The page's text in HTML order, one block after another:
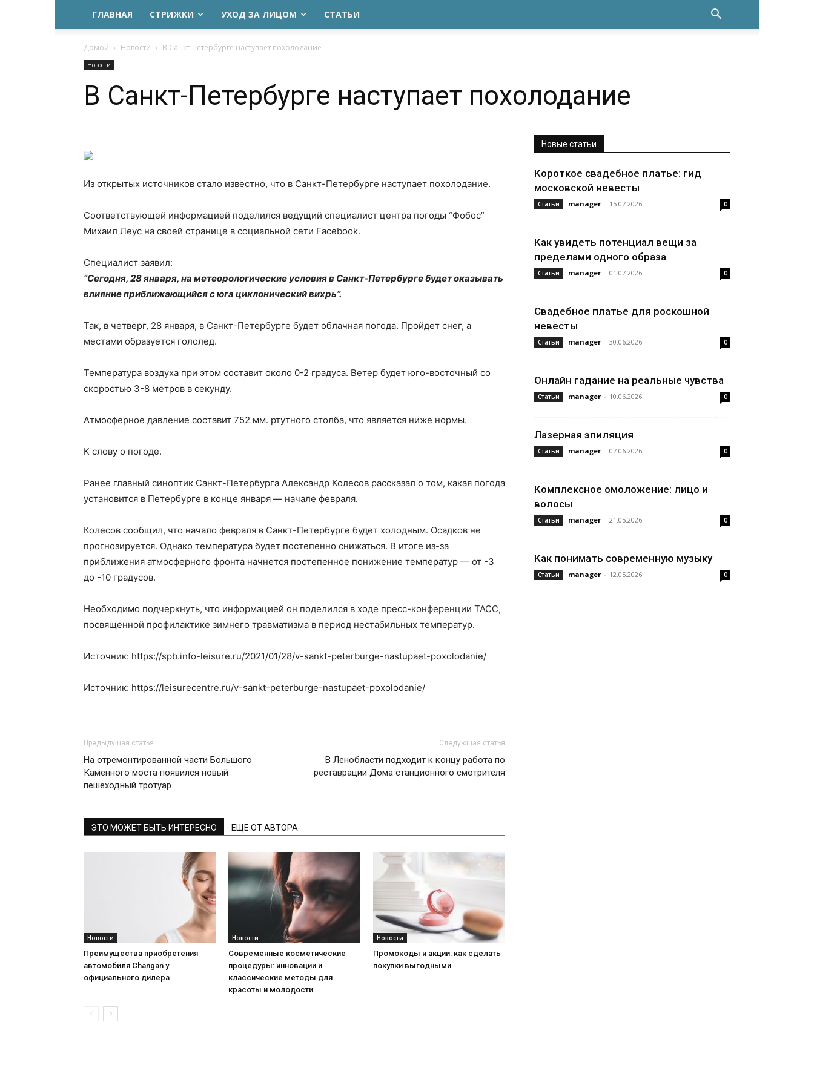
ГЛАВНАЯ СТРИЖКИ УХОД ЗА ЛИЦОМ СТАТЬИ
Домой Новости В Санкт-Петербурге наступает похолодание
Новости
В Санкт-Петербурге наступает похолодание
Из открытых источников стало известно, что в Санкт-Петербурге наступает похолодание.
Соответствующей информацией поделился ведущий специалист центра погоды “Фобос”
Михаил Леус на своей странице в социальной сети Facebook.
Специалист заявил:
“Сегодня, 28 января, на метеорологические условия в Санкт-Петербурге будет оказывать
влияние приближающийся с юга циклонический вихрь”.
Так, в четверг, 28 января, в Санкт-Петербурге будет облачная погода. Пройдет снег, а
местами образуется гололед.
Температура воздуха при этом составит около 0-2 градуса. Ветер будет юго-восточный со
скоростью 3-8 метров в секунду.
Атмосферное давление составит 752 мм. ртутного столба, что является ниже нормы.
К слову о погоде.
Ранее главный синоптик Санкт-Петербурга Александр Колесов рассказал о том, какая погода
установится в Петербурге в конце января — начале февраля.
Колесов сообщил, что начало февраля в Санкт-Петербурге будет холодным. Осадков не
прогнозируется. Однако температура будет постепенно снижаться. В итоге из-за
приближения атмосферного фронта начнется постепенное понижение температур — от -3
до -10 градусов.
Необходимо подчеркнуть, что информацией он поделился в ходе пресс-конференции ТАСС,
посвященной профилактике зимнего травматизма в период нестабильных температур.
Источник: https://spb.info-leisure.ru/2021/01/28/v-sankt-peterburge-nastupaet-poxolodanie/
Источник: https://leisurecentre.ru/v-sankt-peterburge-nastupaet-poxolodanie/
Предыдущая статья
На отремонтированной части Большого
Каменного моста появился новый
пешеходный тротуар
Следующая статья
В Ленобласти подходит к концу работа по
реставрации Дома станционного смотрителя
ЭТО МОЖЕТ БЫТЬ ИНТЕРЕСНО ЕЩЕ ОТ АВТОРА
Новости
Преимущества приобретения
автомобиля Changan у
официального дилера
Новости
Современные косметические
процедуры: инновации и
классические методы для
красоты и молодости
Новости
Промокоды и акции: как сделать
покупки выгодными
Новые статьи
Короткое свадебное платье: гид
московской невесты
Статьи manager - 15.07.2026 0
Как увидеть потенциал вещи за
пределами одного образа
Статьи manager - 01.07.2026 0
Свадебное платье для роскошной
невесты
Статьи manager - 30.06.2026 0
Онлайн гадание на реальные чувства
Статьи manager - 10.06.2026 0
Лазерная эпиляция
Статьи manager - 07.06.2026 0
Комплексное омоложение: лицо и
волосы
Статьи manager - 21.05.2026 0
Как понимать современную музыку
Статьи manager - 12.05.2026 0